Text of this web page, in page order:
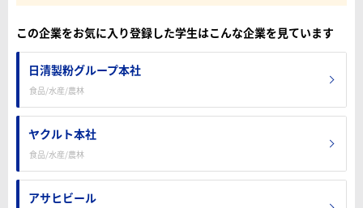
この企業をお気に入り登録した学生はこんな企業を見ています
日清製粉グループ本社
食品/水産/農林
ヤクルト本社
食品/水産/農林
アサヒビール